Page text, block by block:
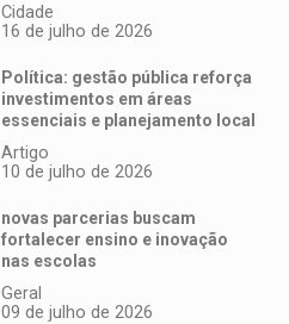
Cidade
16 de julho de 2026
Política: gestão pública reforça
investimentos em áreas
essenciais e planejamento local
Artigo
10 de julho de 2026
novas parcerias buscam
fortalecer ensino e inovação
nas escolas
Geral
09 de julho de 2026